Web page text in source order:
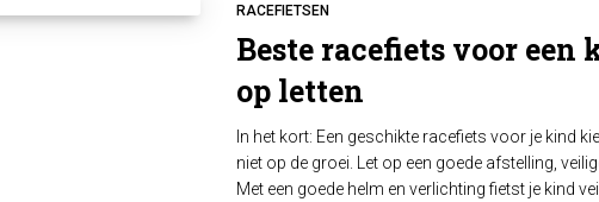
RACEFIETSEN
Beste racefiets voor een
op letten
In het kort: Een geschikte racefiets voor je kind
niet op de groei. Let op een goede afstelling,
Met een goede helm en verlichting fietst je kind